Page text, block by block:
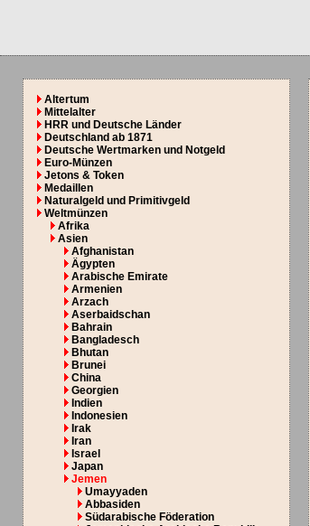
Altertum
Mittelalter
HRR und Deutsche Länder
Deutschland ab 1871
Deutsche Wertmarken und Notgeld
Euro-Münzen
Jetons & Token
Medaillen
Naturalgeld und Primitivgeld
Weltmünzen
Afrika
Asien
Afghanistan
Ägypten
Arabische Emirate
Armenien
Arzach
Aserbaidschan
Bahrain
Bangladesch
Bhutan
Brunei
China
Georgien
Indien
Indonesien
Irak
Iran
Israel
Japan
Jemen
Umayyaden
Abbasiden
Südarabische Föderation